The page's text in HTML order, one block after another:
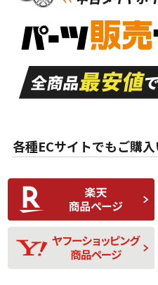
S
品）
A
走行距離も少なく、
目立つ傷もほとんど
ない中古品
な中古品
C
比較的きれいな中古
品
D
使用感や目立つ傷が
あり、一般的な中古
品
各種ECサイトでもご購